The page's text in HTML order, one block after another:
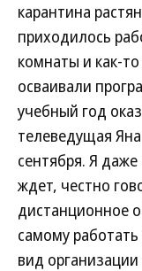
карантина
приходилось
комнаты и как-
осваивали
учебный год
телеведущая
сентября. Я
ждет, честно
дистанционное
самому
вид